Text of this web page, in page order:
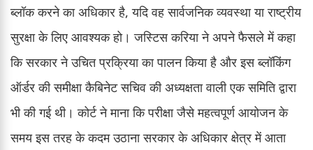
ब्लॉक करने का अधिकार है, यदि वह सार्वजनिक व्यवस्था या राष्ट्रीय
सुरक्षा के लिए आवश्यक हो। जस्टिस करिया ने अपने फैसले में कहा
कि सरकार ने उचित प्रक्रिया का पालन किया है और इस ब्लॉकिंग
ऑर्डर की समीक्षा कैबिनेट सचिव की अध्यक्षता वाली एक समिति द्वारा
भी की गई थी। कोर्ट ने माना कि परीक्षा जैसे महत्वपूर्ण आयोजन के
समय इस तरह के कदम उठाना सरकार के अधिकार क्षेत्र में आता